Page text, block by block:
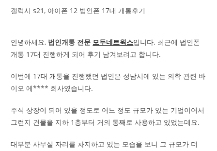
갤럭시 s21, 아이폰 12 법인폰 17대 개통후기
안녕하세요, 법인개통 전문 모두네트웍스입니다. 최근에 법인폰
개통 17대 진행하게 되어 후기 남겨보려고 합니다.
이번에 17대 개통을 진행했던 법인은 성남시에 있는 의학 관련 바
이오 에**** 회사였습니다.
주식 상장이 되어 있을 정도로 어느 정도 규모가 있는 기업이어서
그런지 건물을 지하 1층부터 거의 통째로 사용하고 있었는데요.
대부분 사무실 자리를 차지하고 있는 모습을 보니 그 규모가 더